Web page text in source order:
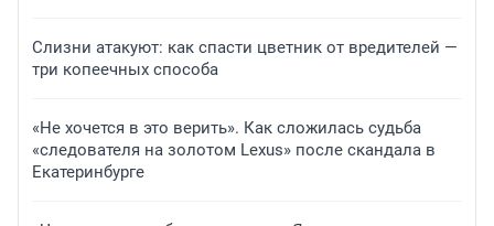
Слизни атакуют: как спасти цветник от вредителей —
три копеечных способа
«Не хочется в это верить». Как сложилась судьба
«следователя на золотом Lexus» после скандала в
Екатеринбурге